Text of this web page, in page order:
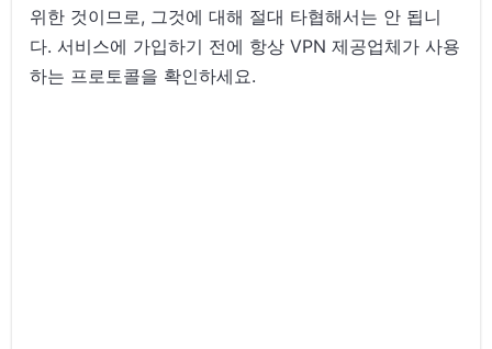
위한 것이므로, 그것에 대해 절대 타협해서는 안 됩니
다. 서비스에 가입하기 전에 항상 VPN 제공업체가 사용
하는 프로토콜을 확인하세요.